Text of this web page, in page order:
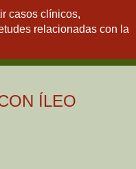
casos clínicos,
relacionadas con la
ÍLEO